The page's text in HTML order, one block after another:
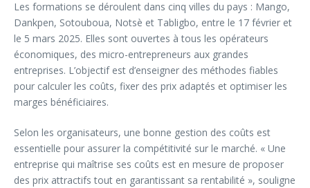
Les formations se déroulent dans cinq villes du pays : Mango,
Dankpen, Sotouboua, Notsè et Tabligbo, entre le 17 février et
le 5 mars 2025. Elles sont ouvertes à tous les opérateurs
économiques, des micro-entrepreneurs aux grandes
entreprises. L’objectif est d’enseigner des méthodes fiables
pour calculer les coûts, fixer des prix adaptés et optimiser les
marges bénéficiaires.
Selon les organisateurs, une bonne gestion des coûts est
essentielle pour assurer la compétitivité sur le marché. « Une
entreprise qui maîtrise ses coûts est en mesure de proposer
des prix attractifs tout en garantissant sa rentabilité », souligne